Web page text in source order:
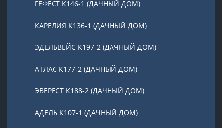
ГЕФЕСТ К146-1 (ДАЧНЫЙ ДОМ)
КАРЕЛИЯ К136-1 (ДАЧНЫЙ ДОМ)
ЭДЕЛЬВЕЙС К197-2 (ДАЧНЫЙ ДОМ)
АТЛАС К177-2 (ДАЧНЫЙ ДОМ)
ЭВЕРЕСТ К188-2 (ДАЧНЫЙ ДОМ)
АДЕЛЬ К107-1 (ДАЧНЫЙ ДОМ)